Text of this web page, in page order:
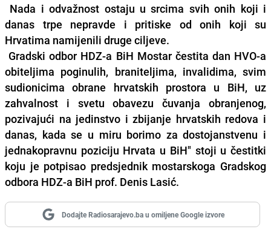
Nada i odvažnost ostaju u srcima svih onih koji i
danas trpe nepravde i pritiske od onih koji su
Hrvatima namijenili druge ciljeve.
Gradski odbor HDZ-a BiH Mostar čestita dan HVO-a
obiteljima poginulih, braniteljima, invalidima, svim
sudionicima obrane hrvatskih prostora u BiH, uz
zahvalnost i svetu obavezu čuvanja obranjenog,
pozivajući na jedinstvo i zbijanje hrvatskih redova i
danas, kada se u miru borimo za dostojanstvenu i
jednakopravnu poziciju Hrvata u BiH" stoji u čestitki
koju je potpisao predsjednik mostarskoga Gradskog
odbora HDZ-a BiH prof. Denis Lasić.
Dodajte Radiosarajevo.ba u omiljene Google izvore